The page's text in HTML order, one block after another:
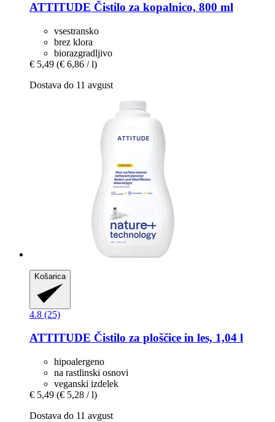
ATTITUDE Čistilo za kopalnico, 800 ml
vsestransko
brez klora
biorazgradljivo
€ 5,49 (€ 6,86 / l)
Dostava do 11 avgust
Košarica
4.8 (25)
ATTITUDE Čistilo za ploščice in les, 1,04 l
hipoalergeno
na rastlinski osnovi
veganski izdelek
€ 5,49 (€ 5,28 / l)
Dostava do 11 avgust